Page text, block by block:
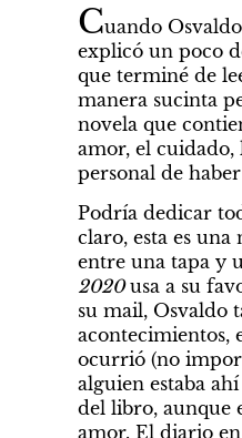
Cuando
explicó un poco
que terminé de
manera sucinta
novela que
amor, el
personal de
Podría dedicar
claro, esta es
entre una tapa y
2020 usa a su
su mail, Osvaldo
acontecimientos,
ocurrió (no
alguien estaba
del libro, aunque
amor. El diario